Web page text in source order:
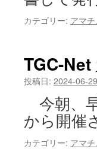
カテゴリー: アマ
TGC-Net
投稿日: 2024-06-29
今朝、
から開催
カテゴリー: アマ